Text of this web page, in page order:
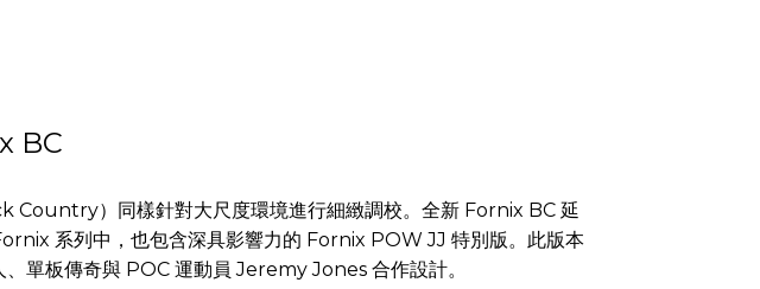
BC
Country）同樣針對大尺度環境進行細緻調校。全新 Fornix BC 延
系列中，也包含深具影響力的 Fornix POW JJ 特別版。此版本
板傳奇與 POC 運動員 Jeremy Jones 合作設計。